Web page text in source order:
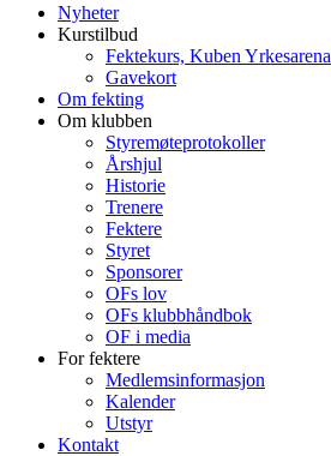
Nyheter
Kurstilbud
Fektekurs, Kuben Yrkesarena
Gavekort
Om fekting
Om klubben
Styremøteprotokoller
Årshjul
Historie
Trenere
Fektere
Styret
Sponsorer
OFs lov
OFs klubbhåndbok
OF i media
For fektere
Medlemsinformasjon
Kalender
Utstyr
Kontakt